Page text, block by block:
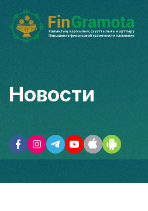
Новости